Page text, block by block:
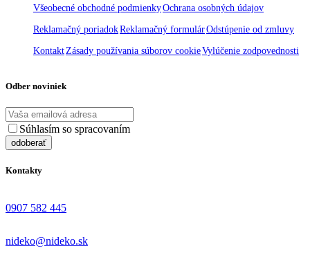
Všeobecné obchodné podmienkyOchrana osobných údajov
Reklamačný poriadokReklamačný formulárOdstúpenie od zmluvy
Kontakt Zásady používania súborov cookieVylúčenie zodpovednosti
Odber noviniek
Súhlasím so spracovaním
Kontakty
0907 582 445
nideko@nideko.sk